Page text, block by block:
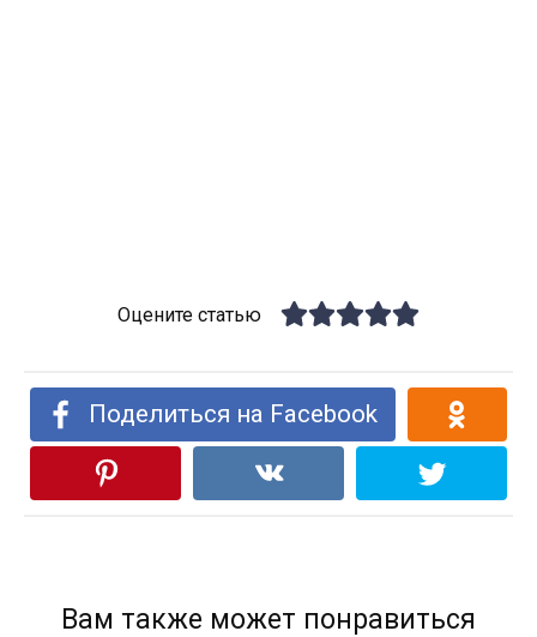
Оцените статью
Поделиться на Facebook
Вам также может понравиться